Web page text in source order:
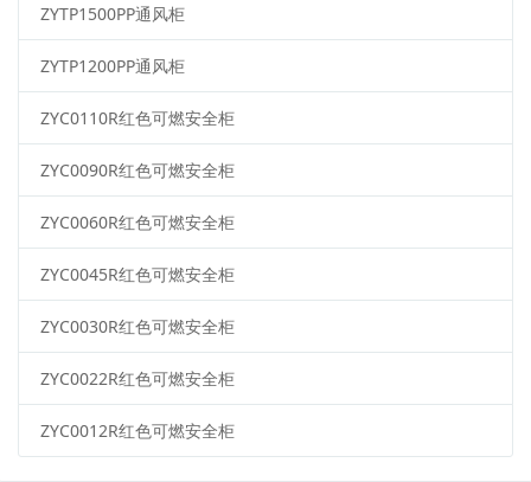
ZYTP1500PP通风柜
ZYTP1200PP通风柜
ZYC0110R红色可燃安全柜
ZYC0090R红色可燃安全柜
ZYC0060R红色可燃安全柜
ZYC0045R红色可燃安全柜
ZYC0030R红色可燃安全柜
ZYC0022R红色可燃安全柜
ZYC0012R红色可燃安全柜